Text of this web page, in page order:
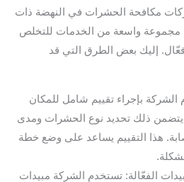
مكافحة الحشرات في النهضة ذات
مجموعة واسعة من الخدمات للتخلص
إليك بعض الطرق التي قد
الشركة بإجراء تقييم شامل للمكان
ذلك تحديد نوع الحشرات ومدى
هذا التقييم يساعد على وضع خطة
الفعّالة: تستخدم الشركة مبيدات